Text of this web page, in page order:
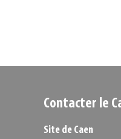
Contacter le
Site de Caen